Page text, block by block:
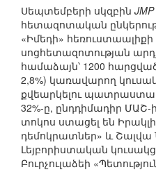
Սեպտեմբերի սկզբին
հետազոտական
«Իմեդի»
սոցհետազոտության
համաձայն՝ 1200
2,8%) կառավարող
քվեարկելու
32%-ը, ընդդիմադիր ՄԱՇ-
տոկոս ստացել են
դեմոկրատներ» և Շալվա
Լեյբորիստական
Բուրչուլաձեի